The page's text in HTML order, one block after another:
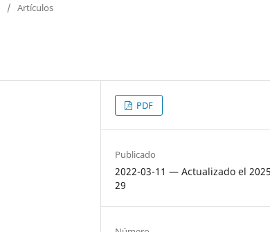
/ Artículos
PDF
Publicado
2022-03-11 — Actualizado el
29